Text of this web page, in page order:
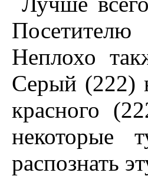
Неплохо
Серый (222)
красного
некоторые
распознать